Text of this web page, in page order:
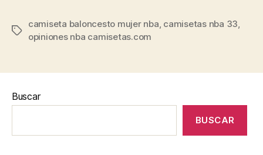
Etiquetas
camiseta baloncesto mujer nba camisetas nba 33
opiniones nba camisetas.com
Buscar
BUSCAR